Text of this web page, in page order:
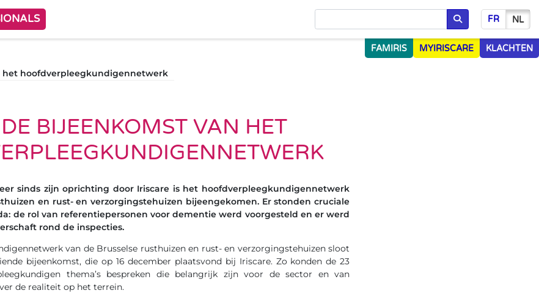
Opzoeken
FR NL
FAMIRIS MYIRISCARE KLACHTEN
hoofdverpleegkundigennetwerk
BIJEENKOMST VAN HET
sinds zijn oprichting door Iriscare is het hoofdverpleegkundigennetwerk
en rust- en verzorgingstehuizen bijeengekomen. Er stonden cruciale
de rol van referentiepersonen voor dementie werd voorgesteld en er werd
rond de inspecties.
van de Brusselse rusthuizen en rust- en verzorgingstehuizen sloot
bijeenkomst, die op 16 december plaatsvond bij Iriscare. Zo konden de 23
thema’s bespreken die belangrijk zijn voor de sector en van
de realiteit op het terrein.